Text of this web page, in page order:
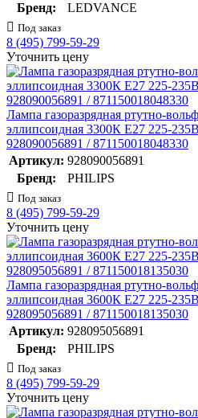
Бренд:
LEDVANCE
Под заказ
8 (495) 799-59-29
Уточнить цену
Лампа газоразрядная ртутно-
эллипсоидная 3300К E27 225-
928090056891 / 871150018048330
Артикул: 928090056891
Бренд:
PHILIPS
Под заказ
8 (495) 799-59-29
Уточнить цену
Лампа газоразрядная ртутно-
эллипсоидная 3600К E27 225-
928095056891 / 871150018135030
Артикул: 928095056891
Бренд:
PHILIPS
Под заказ
8 (495) 799-59-29
Уточнить цену